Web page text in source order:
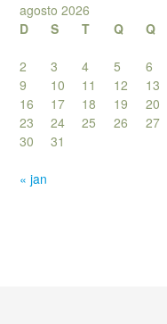
agosto 2026
D
S T Q Q
2
3 4 5 6
9
10 11 12 13
16
17 18 19 20
23
24 25 26 27
30
31
« jan